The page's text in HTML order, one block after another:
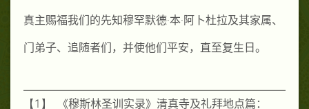
真主赐福我们的先知穆罕默德·本·阿卜杜拉及其家属、
门弟子、追随者们，并使他们平安，直至复生日。
【1】 《穆斯林圣训实录》清真寺及礼拜地点篇：